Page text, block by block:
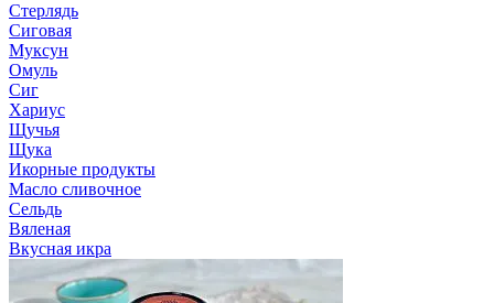
Стерлядь
Сиговая
Муксун
Омуль
Сиг
Хариус
Щучья
Щука
Икорные продукты
Масло сливочное
Сельдь
Вяленая
Вкусная икра